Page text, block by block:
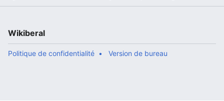
Wikiberal
Politique de confidentialité Version de bureau